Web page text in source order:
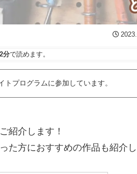
分で読めます。
プログラムに参加しています。
紹介します！
た方におすすめの作品も紹介し